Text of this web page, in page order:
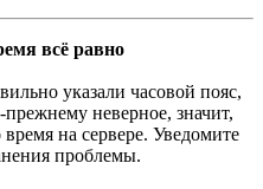
всё равно
указали часовой пояс,
неверное, значит,
на сервере. Уведомите
проблемы.